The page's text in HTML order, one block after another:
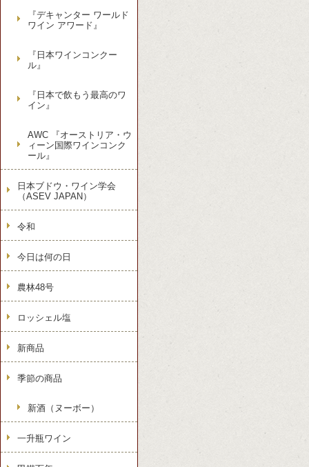
『デキャンター ワールド
ワイン アワード』
『日本ワインコンクー
ル』
『日本で飲もう最高のワ
イン』
AWC 『オーストリア・ウ
ィーン国際ワインコンク
ール』
日本ブドウ・ワイン学会
（ASEV JAPAN）
令和
今日は何の日
農林48号
ロッシェル塩
新商品
季節の商品
新酒（ヌーボー）
一升瓶ワイン